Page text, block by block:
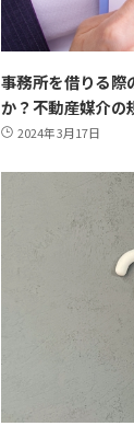
事務所を借りる際
か？不動産媒介の
2024年3月17日